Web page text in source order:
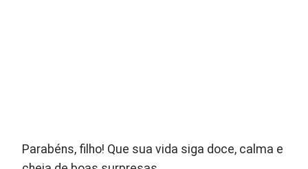
Parabéns, filho! Que sua vida siga doce, calma e